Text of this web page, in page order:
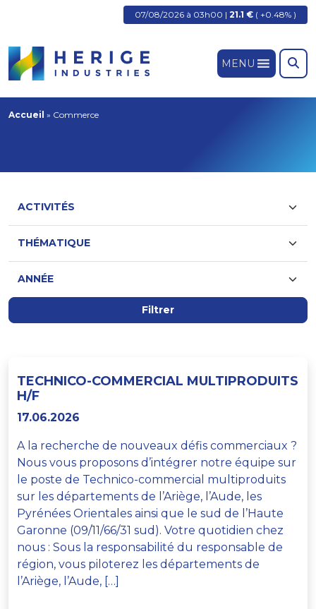
07/08/2026 à 03h00 | 21.1 € ( +0.48% )
MENU
Accueil » Commerce
Filtrer
TECHNICO-COMMERCIAL MULTIPRODUITS
H/F
17.06.2026
A la recherche de nouveaux défis commerciaux ?
Nous vous proposons d’intégrer notre équipe sur
le poste de Technico-commercial multiproduits
sur les départements de l’Ariège, l’Aude, les
Pyrénées Orientales ainsi que le sud de l’Haute
Garonne (09/11/66/31 sud). Votre quotidien chez
nous : Sous la responsabilité du responsable de
région, vous piloterez les départements de
l’Ariège, l’Aude, […]